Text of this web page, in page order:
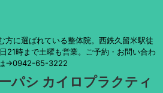
方に選ばれている整体院。西鉄久留米駅徒
21時まで土曜も営業。ご予約・お問い合わ
→0942-65-3222
パシ カイロプラクティ